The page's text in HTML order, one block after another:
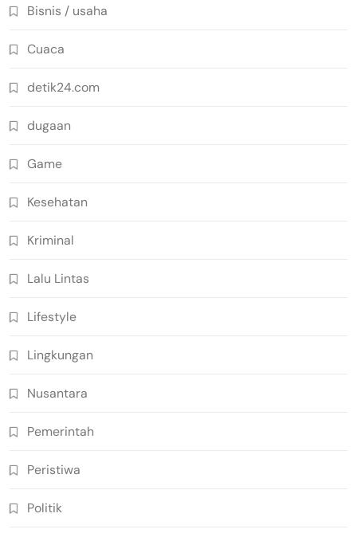
Bisnis / usaha
Cuaca
detik24.com
dugaan
Game
Kesehatan
Kriminal
Lalu Lintas
Lifestyle
Lingkungan
Nusantara
Pemerintah
Peristiwa
Politik